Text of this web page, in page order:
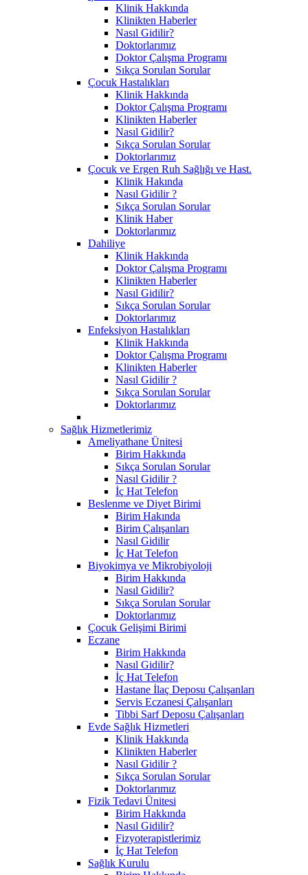
Klinik Hakkında
Klinikten Haberler
Nasıl Gidilir?
Doktorlarımız
Doktor Çalışma Programı
Sıkça Sorulan Sorular
Çocuk Hastalıkları
Klinik Hakkında
Doktor Çalışma Programı
Klinikten Haberler
Nasıl Gidilir?
Sıkça Sorulan Sorular
Doktorlarımız
Çocuk ve Ergen Ruh Sağlığı ve Hast.
Klinik Hakında
Nasıl Gidilir ?
Sıkça Sorulan Sorular
Klinik Haber
Doktorlarımız
Dahiliye
Klinik Hakkında
Doktor Çalışma Programı
Klinikten Haberler
Nasıl Gidilir?
Sıkça Sorulan Sorular
Doktorlarımız
Enfeksiyon Hastalıkları
Klinik Hakkında
Doktor Çalışma Programı
Klinikten Haberler
Nasıl Gidilir ?
Sıkça Sorulan Sorular
Doktorlarımız
Sağlık Hizmetlerimiz
Ameliyathane Ünitesi
Birim Hakkında
Sıkça Sorulan Sorular
Nasıl Gidilir ?
İç Hat Telefon
Beslenme ve Diyet Birimi
Birim Hakında
Birim Çalışanları
Nasıl Gidilir
İç Hat Telefon
Biyokimya ve Mikrobiyoloji
Birim Hakkında
Nasıl Gidilir?
Sıkça Sorulan Sorular
Doktorlarımız
Çocuk Gelişimi Birimi
Eczane
Birim Hakkında
Nasıl Gidilir?
İç Hat Telefon
Hastane İlaç Deposu Çalışanları
Servis Eczanesi Çalışanları
Tibbi Sarf Deposu Çalışanları
Evde Sağlık Hizmetleri
Klinik Hakkında
Klinikten Haberler
Nasıl Gidilir ?
Sıkça Sorulan Sorular
Doktorlarımız
Fizik Tedavi Ünitesi
Birim Hakkında
Nasıl Gidilir?
Fizyoterapistlerimiz
İç Hat Telefon
Sağlık Kurulu